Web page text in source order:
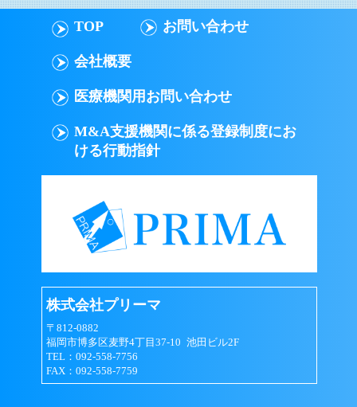
TOP お問い合わせ
会社概要
医療機関用お問い合わせ
M&A支援機関に係る登録制度にお
ける行動指針
株式会社プリーマ
〒812-0882
福岡市博多区麦野4丁目37-10 池田ビル2F
TEL：092-558-7756
FAX：092-558-7759